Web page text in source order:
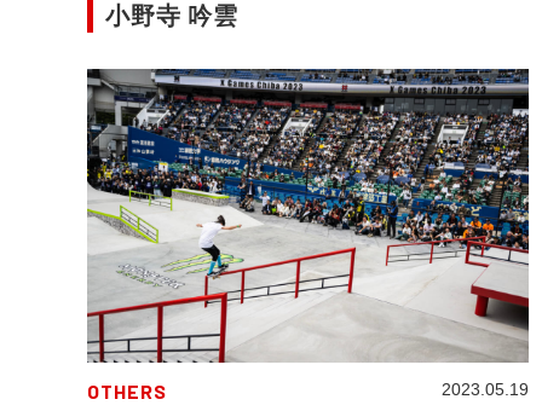
小野寺 吟雲
OTHERS 2023.05.19